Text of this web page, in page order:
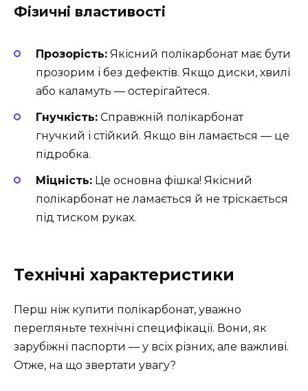
Фізичні властивості
Прозорість: Якісний полікарбонат має бути
прозорим і без дефектів. Якщо диски, хвилі
або каламуть — остерігайтеся.
Гнучкість: Справжній полікарбонат
гнучкий і стійкий. Якщо він ламається — це
підробка.
Міцність: Це основна фішка! Якісний
полікарбонат не ламається й не тріскається
під тиском руках.
Технічні характеристики
Перш ніж купити полікарбонат, уважно
перегляньте технічні специфікації. Вони, як
зарубіжні паспорти — у всіх різних, але важливі.
Отже, на що звертати увагу?